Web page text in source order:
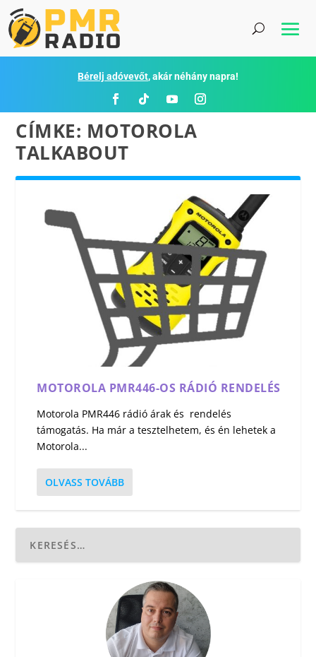
Bérelj adóvevőt, akár néhány napra!
CÍMKE: MOTOROLA
TALKABOUT
MOTOROLA PMR446-OS RÁDIÓ RENDELÉS
Motorola PMR446 rádió árak és rendelés
támogatás. Ha már a tesztelhetem, és én lehetek a
Motorola...
OLVASS TOVÁBB